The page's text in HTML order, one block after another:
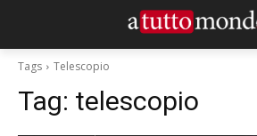
Tags Telescopio
Tag: telescopio